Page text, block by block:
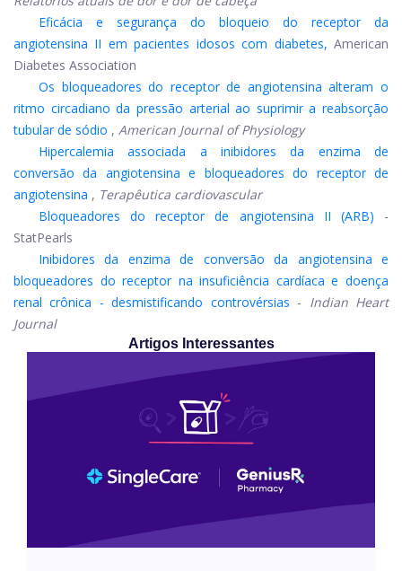
Eficácia e segurança do bloqueio do receptor da
angiotensina II em pacientes idosos com diabetes, American
Diabetes Association
Os bloqueadores do receptor de angiotensina alteram o
ritmo circadiano da pressão arterial ao suprimir a reabsorção
tubular de sódio , American Journal of Physiology
Hipercalemia associada a inibidores da enzima de
conversão da angiotensina e bloqueadores do receptor de
angiotensina , Terapêutica cardiovascular
Bloqueadores do receptor de angiotensina II (ARB)
-
StatPearls
Inibidores da enzima de conversão da angiotensina e
bloqueadores do receptor na insuficiência cardíaca e doença
renal crônica - desmistificando controvérsias - Indian Heart
Journal
Artigos Interessantes